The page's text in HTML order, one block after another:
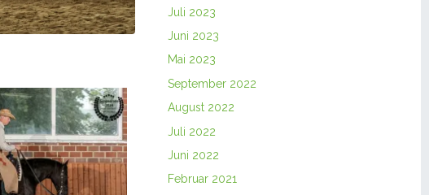
Juli 2023
Juni 2023
Mai 2023
September 2022
August 2022
Juli 2022
Juni 2022
Februar 2021